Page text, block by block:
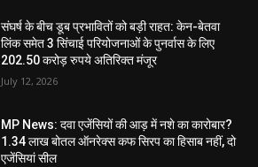
संघर्ष के बीच डूब प्रभावितों को बड़ी राहत: केन-बेतवा
लिंक समेत 3 सिंचाई परियोजनाओं के पुनर्वास के लिए
202.50 करोड़ रुपये अतिरिक्त मंजूर
July 12, 2026
MP News: दवा एजेंसियों की आड़ में नशे का कारोबार?
1.34 लाख बोतल ऑनरेक्स कफ सिरप का हिसाब नहीं, दो
एजेंसियां सील